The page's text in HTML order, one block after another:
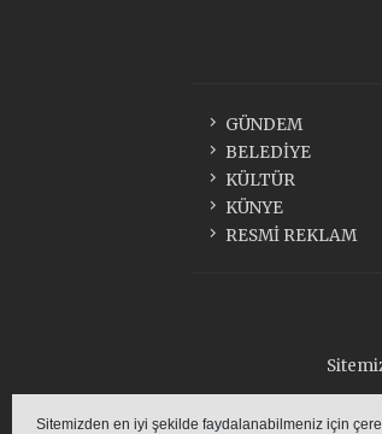
Sitemizden en iyi şekilde faydalanabilmeniz için
GÜNDEM
BELEDİYE
KÜLTÜR
KÜNYE
RESMİ REKLAM